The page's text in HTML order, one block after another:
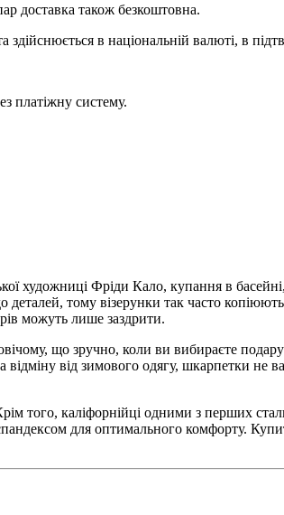
доставка також безкоштовна.
в національній валюті, в
платіжну систему.
художниці Фріди Кало, купання в
тому візерунки так часто
можуть лише заздрити.
що зручно, коли ви вибираєте
відміну від зимового одягу, шкарпетки не
того, каліфорнійці одними з перших
для оптимального комфорту.